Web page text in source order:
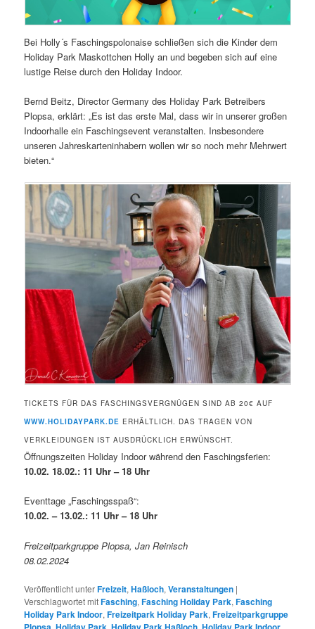
Bei Holly´s Faschingspolonaise schließen sich die Kinder dem
Holiday Park Maskottchen Holly an und begeben sich auf eine
lustige Reise durch den Holiday Indoor.
Bernd Beitz, Director Germany des Holiday Park Betreibers
Plopsa, erklärt: „Es ist das erste Mal, dass wir in unserer großen
Indoorhalle ein Faschingsevent veranstalten. Insbesondere
unseren Jahreskarteninhabern wollen wir so noch mehr Mehrwert
bieten.“
TICKETS FÜR DAS FASCHINGSVERGNÜGEN SIND AB 20€ AUF
WWW.HOLIDAYPARK.DE ERHÄLTLICH. DAS TRAGEN VON
VERKLEIDUNGEN IST AUSDRÜCKLICH ERWÜNSCHT.
Öffnungszeiten Holiday Indoor während den Faschingsferien:
10.02. 18.02.: 11 Uhr – 18 Uhr
Eventtage „Faschingsspaß“:
10.02. – 13.02.: 11 Uhr – 18 Uhr
Freizeitparkgruppe Plopsa, Jan Reinisch
08.02.2024
Veröffentlicht unterFreizeit,Haßloch,Veranstaltungen |
Verschlagwortet mitFasching,Fasching Holiday Park,Fasching
Holiday Park Indoor,Freizeitpark Holiday Park,Freizeitparkgruppe
, , ,